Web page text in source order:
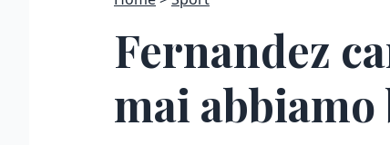
Fernandez
mai